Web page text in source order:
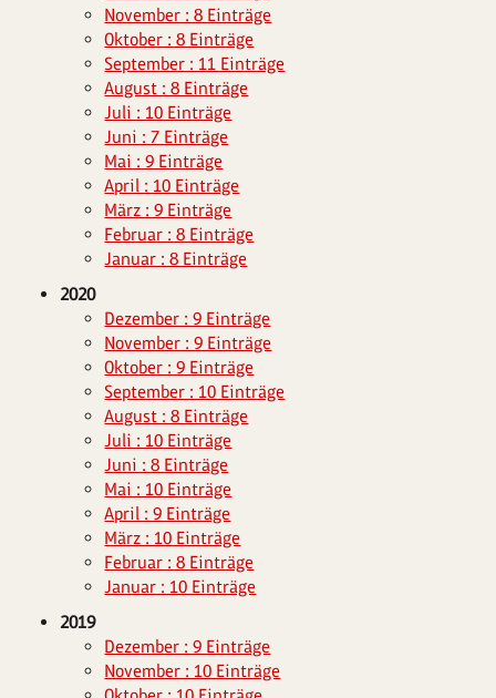
November : 8 Einträge
Oktober : 8 Einträge
September : 11 Einträge
August : 8 Einträge
Juli : 10 Einträge
Juni : 7 Einträge
Mai : 9 Einträge
April : 10 Einträge
März : 9 Einträge
Februar : 8 Einträge
Januar : 8 Einträge
2020
Dezember : 9 Einträge
November : 9 Einträge
Oktober : 9 Einträge
September : 10 Einträge
August : 8 Einträge
Juli : 10 Einträge
Juni : 8 Einträge
Mai : 10 Einträge
April : 9 Einträge
März : 10 Einträge
Februar : 8 Einträge
Januar : 10 Einträge
2019
Dezember : 9 Einträge
November : 10 Einträge